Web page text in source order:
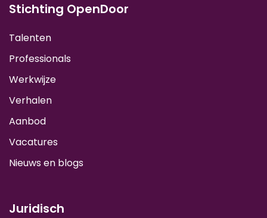
Stichting OpenDoor
Talenten
Professionals
Werkwijze
Verhalen
Aanbod
Vacatures
Nieuws en blogs
Juridisch